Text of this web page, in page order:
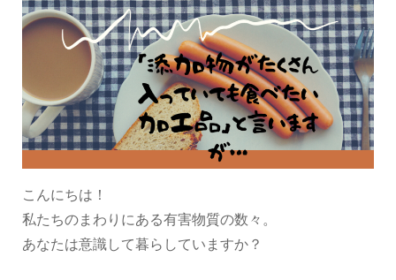
こんにちは！
私たちのまわりにある有害物質の数々。
あなたは意識して暮らしていますか？